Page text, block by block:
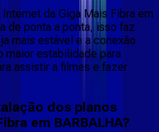
da Giga Mais Fibra em
de ponta a ponta, isso faz
mais estável e a conexão
maior estabilidade para
assistir a filmes e fazer
dos planos
em BARBALHA?